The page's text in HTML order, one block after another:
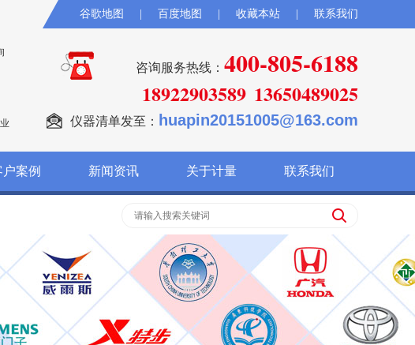
谷歌地图 百度地图 收藏本站 联系我们
咨询服务热线： 400-805-6188
18922903589 13650489025
仪器清单发至： huapin20151005@163.com
户案例 新闻资讯 关于计量 联系我们